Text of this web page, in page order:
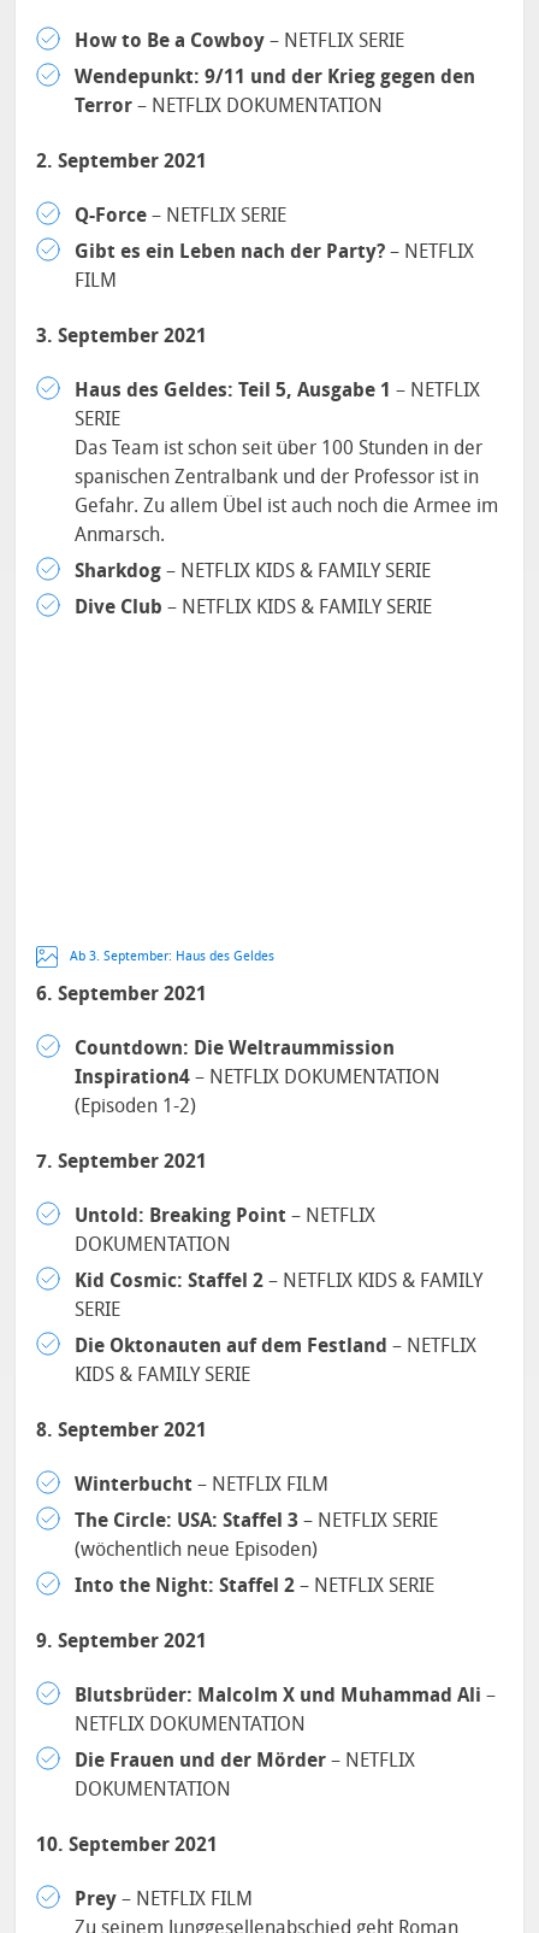
How to Be a Cowboy – NETFLIX SERIE
Wendepunkt: 9/11 und der Krieg gegen den
Terror – NETFLIX DOKUMENTATION
2. September 2021
Q-Force – NETFLIX SERIE
Gibt es ein Leben nach der Party? – NETFLIX
FILM
3. September 2021
Haus des Geldes: Teil 5, Ausgabe 1 – NETFLIX
SERIE
Das Team ist schon seit über 100 Stunden in der
spanischen Zentralbank und der Professor ist in
Gefahr. Zu allem Übel ist auch noch die Armee im
Anmarsch.
Sharkdog – NETFLIX KIDS & FAMILY SERIE
Dive Club – NETFLIX KIDS & FAMILY SERIE
Ab 3. September: Haus des Geldes
6. September 2021
Countdown: Die Weltraummission
Inspiration4 – NETFLIX DOKUMENTATION
(Episoden 1-2)
7. September 2021
Untold: Breaking Point – NETFLIX
DOKUMENTATION
Kid Cosmic: Staffel 2 – NETFLIX KIDS & FAMILY
SERIE
Die Oktonauten auf dem Festland – NETFLIX
KIDS & FAMILY SERIE
8. September 2021
Winterbucht – NETFLIX FILM
The Circle: USA: Staffel 3 – NETFLIX SERIE
(wöchentlich neue Episoden)
Into the Night: Staffel 2 – NETFLIX SERIE
9. September 2021
Blutsbrüder: Malcolm X und Muhammad Ali –
NETFLIX DOKUMENTATION
Die Frauen und der Mörder – NETFLIX
DOKUMENTATION
10. September 2021
Prey – NETFLIX FILM
Zu seinem Junggesellenabschied geht Roman